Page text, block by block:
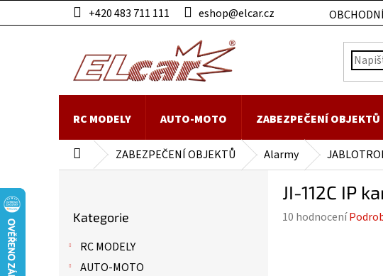
na
+420 483 711 111 eshop@elcar.cz
RC MODELY AUTO-MOTO ZABEZPEČENÍ OBJEKTŮ
Domů ZABEZPEČENÍ OBJEKTŮ Alarmy
kategorie
Kategorie
RC MODELY
AUTO-MOTO
JI-112C IP
Průměrné
10 hodnocení